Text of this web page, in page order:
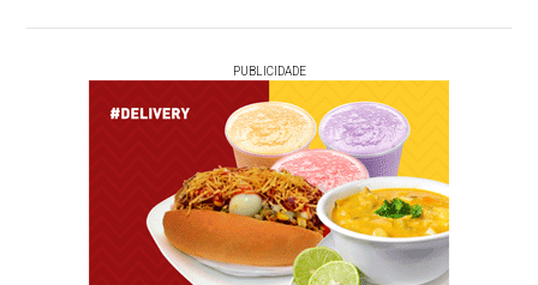
PUBLICIDADE